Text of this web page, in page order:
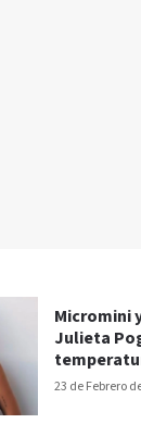
23 de Febrero
Micromini
Julieta